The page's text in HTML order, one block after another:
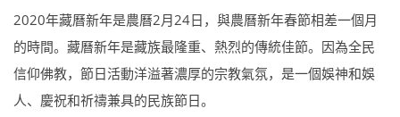
2020年藏曆新年是農曆2月24日，與農曆新年春節相差一個月
的時間。藏曆新年是藏族最隆重、熱烈的傳統佳節。因為全民
信仰佛教，節日活動洋溢著濃厚的宗教氣氛，是一個娛神和娛
人、慶祝和祈禱兼具的民族節日。